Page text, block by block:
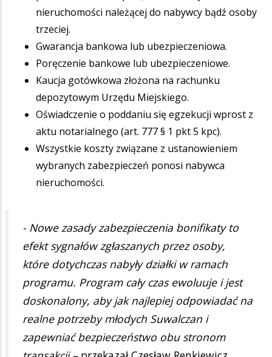
nieruchomości należącej do nabywcy bądź osoby
trzeciej.
Gwarancja bankowa lub ubezpieczeniowa.
Poręczenie bankowe lub ubezpieczeniowe.
Kaucja gotówkowa złożona na rachunku
depozytowym Urzędu Miejskiego.
Oświadczenie o poddaniu się egzekucji wprost z
aktu notarialnego (art. 777 § 1 pkt 5 kpc).
Wszystkie koszty związane z ustanowieniem
wybranych zabezpieczeń ponosi nabywca
nieruchomości.
- Nowe zasady zabezpieczenia bonifikaty to
efekt sygnałów zgłaszanych przez osoby,
które dotychczas nabyły działki w ramach
programu. Program cały czas ewoluuje i jest
doskonalony, aby jak najlepiej odpowiadać na
realne potrzeby młodych Suwalczan i
zapewniać bezpieczeństwo obu stronom